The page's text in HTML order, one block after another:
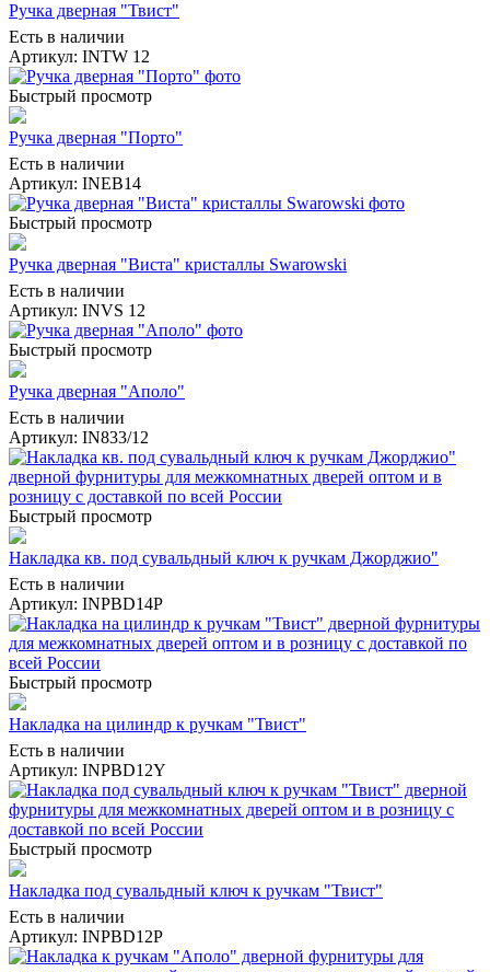
Ручка дверная "Твист"
Есть в наличии
Артикул: INTW 12
Быстрый просмотр
Ручка дверная "Порто"
Есть в наличии
Артикул: INEB14
Быстрый просмотр
Ручка дверная "Виста" кристаллы Swarowski
Есть в наличии
Артикул: INVS 12
Быстрый просмотр
Ручка дверная "Аполо"
Есть в наличии
Артикул: IN833/12
Быстрый просмотр
Накладка кв. под сувальдный ключ к ручкам Джорджио"
Есть в наличии
Артикул: INPBD14P
Быстрый просмотр
Накладка на цилиндр к ручкам "Твист"
Есть в наличии
Артикул: INPBD12Y
Быстрый просмотр
Накладка под сувальдный ключ к ручкам "Твист"
Есть в наличии
Артикул: INPBD12P